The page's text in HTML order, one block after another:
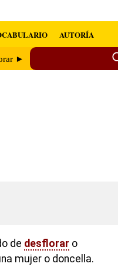
AUTORÍA
►
de desflorar o
mujer o doncella.